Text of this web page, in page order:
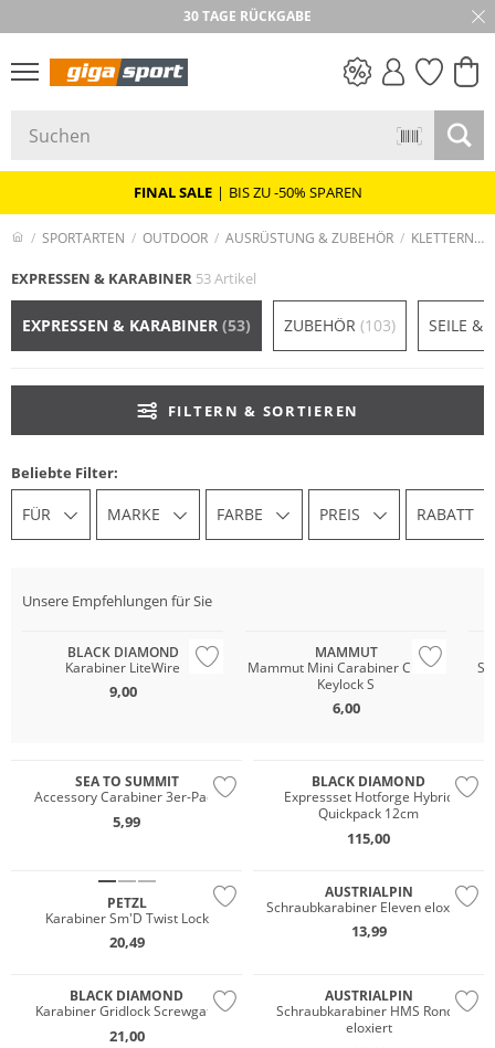
30 TAGE RÜCKGABE
FINAL SALE | BIS ZU -50% SPAREN
SPORTARTEN OUTDOOR AUSRÜSTUNG & ZUBEHÖR KLETTERN & KLETTERSTEIG
EXPRESSEN & KARABINER 53 Artikel
EXPRESSEN & KARABINER (53) ZUBEHÖR (103) SEILE &
FILTERN & SORTIEREN
Beliebte Filter:
FÜR MARKE FARBE PREIS RABATT
Unsere Empfehlungen für Sie
BLACK DIAMOND
Karabiner LiteWire
9,00
MAMMUT
Mammut Mini Carabiner Classic
Keylock S
6,00
SEA TO SUMMIT
Accessory Carabiner 3er-Pack
5,99
BLACK DIAMOND
Expressset Hotforge Hybrid
Quickpack 12cm
115,00
PETZL
Karabiner Sm'D Twist Lock
20,49
AUSTRIALPIN
Schraubkarabiner Eleven eloxiert
13,99
BLACK DIAMOND
Karabiner Gridlock Screwgate
21,00
AUSTRIALPIN
Schraubkarabiner HMS Rondo
eloxiert